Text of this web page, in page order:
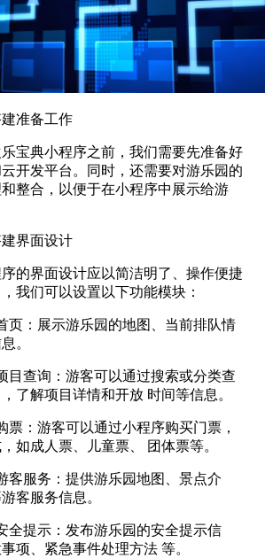
准备工作
典小程序之前，我们需要先准备好
开发平台。同时，还需要对游乐园的
整合，以便于在小程序中展示给游
界面设计
界面设计应以简洁明了、操作便捷
我们可以设置以下功能模块：
：展示游乐园的地图、当前排队情
。
查询：游客可以通过搜索或分类查
了解项目详情和开放 时间等信息。
：游客可以通过小程序购买门票，
如成人票、儿童票、 团体票等。
服务：提供游乐园地图、景点介
客服务信息。
提示：发布游乐园的安全提示信
项、紧急事件处理方法 等。